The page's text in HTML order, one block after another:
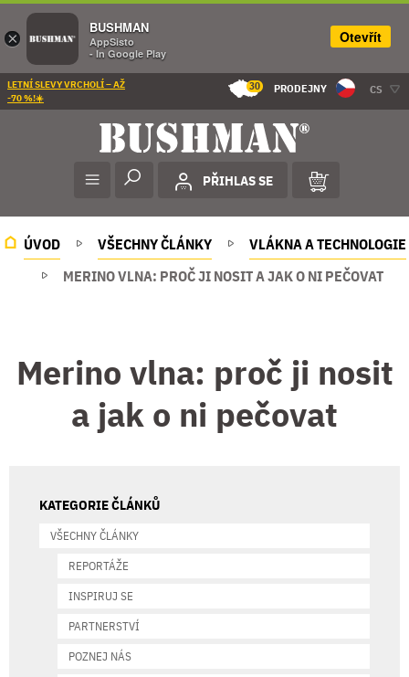
LETNÍ SLEVY VRCHOLÍ – AŽ
-70 %!☀️
30 PRODEJNY CS
PŘIHLAS SE
ÚVOD VŠECHNY ČLÁNKY
VLÁKNA A TECHNOLOGIE
MERINO VLNA: PROČ JI NOSIT A JAK O NI PEČOVAT
Merino vlna: proč ji nosit
a jak o ni pečovat
KATEGORIE ČLÁNKŮ
VŠECHNY ČLÁNKY
REPORTÁŽE
INSPIRUJ SE
PARTNERSTVÍ
POZNEJ NÁS
×
BUSHMAN
AppSisto
- In Google Play
Otevřít